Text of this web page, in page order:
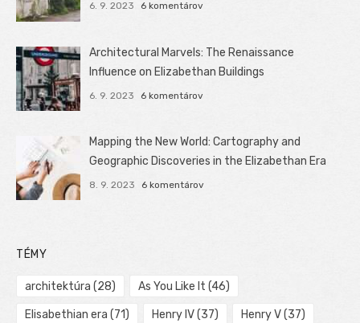
6. 9. 2023 6 komentárov
Architectural Marvels: The Renaissance
Influence on Elizabethan Buildings
6. 9. 2023 6 komentárov
Mapping the New World: Cartography and
Geographic Discoveries in the Elizabethan Era
8. 9. 2023 6 komentárov
TÉMY
architektúra (28) As You Like It (46)
Elisabethian era (71) Henry IV(37) Henry V(37)